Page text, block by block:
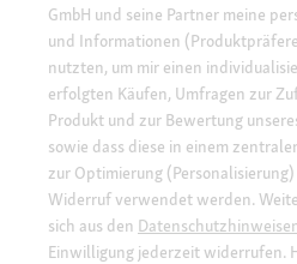
GmbH und seine Partner meine
und Informationen
nutzten, um mir einen
erfolgten Käufen, Umfragen zur
Produkt und zur Bewertung
sowie dass diese in einem
zur Optimierung
Widerruf verwendet werden.
sich aus den
Einwilligung jederzeit widerrufen.